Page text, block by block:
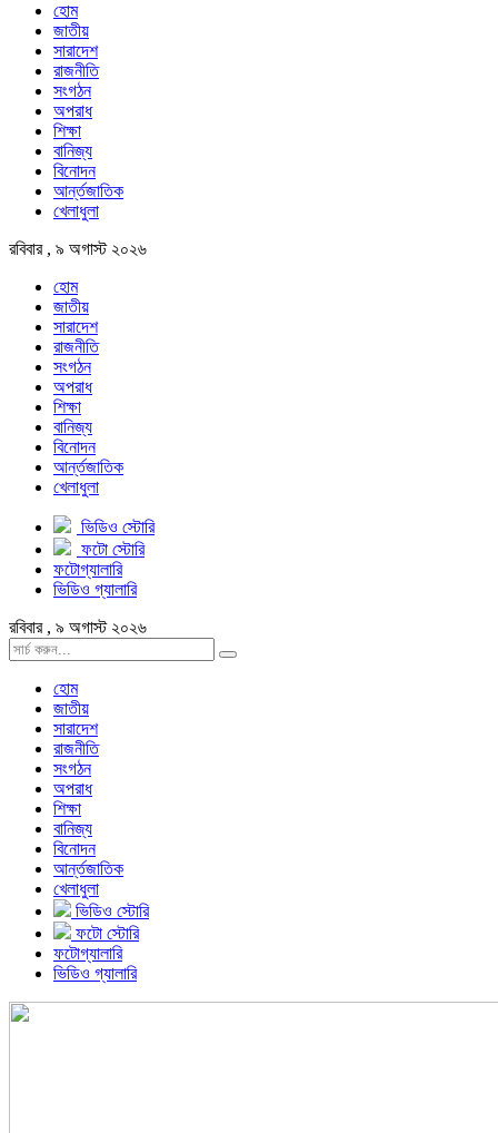
হোম
জাতীয়
সারাদেশ
রাজনীতি
সংগঠন
অপরাধ
শিক্ষা
বানিজ্য
বিনোদন
আর্ন্তজাতিক
খেলাধুলা
রবিবার , ৯ অগাস্ট ২০২৬
হোম
জাতীয়
সারাদেশ
রাজনীতি
সংগঠন
অপরাধ
শিক্ষা
বানিজ্য
বিনোদন
আর্ন্তজাতিক
খেলাধুলা
ভিডিও স্টোরি
ফটো স্টোরি
ফটোগ্যালারি
ভিডিও গ্যালারি
রবিবার , ৯ অগাস্ট ২০২৬
হোম
জাতীয়
সারাদেশ
রাজনীতি
সংগঠন
অপরাধ
শিক্ষা
বানিজ্য
বিনোদন
আর্ন্তজাতিক
খেলাধুলা
ভিডিও স্টোরি
ফটো স্টোরি
ফটোগ্যালারি
ভিডিও গ্যালারি